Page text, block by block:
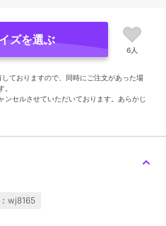
ズを選ぶ
6人
ておりますので、同時にご注文があった場
ンセルさせていただいております。あらかじ
wj8165